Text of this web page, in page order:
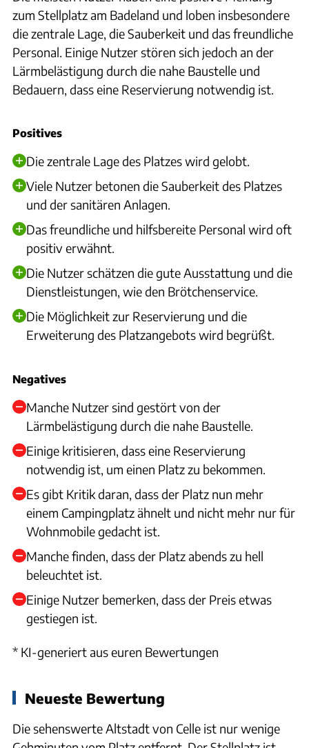
zum Stellplatz am Badeland und loben insbesondere
die zentrale Lage, die Sauberkeit und das freundliche
Personal. Einige Nutzer stören sich jedoch an der
Lärmbelästigung durch die nahe Baustelle und
Bedauern, dass eine Reservierung notwendig ist.
Positives
Die zentrale Lage des Platzes wird gelobt.
Viele Nutzer betonen die Sauberkeit des Platzes
und der sanitären Anlagen.
Das freundliche und hilfsbereite Personal wird oft
positiv erwähnt.
Die Nutzer schätzen die gute Ausstattung und die
Dienstleistungen, wie den Brötchenservice.
Die Möglichkeit zur Reservierung und die
Erweiterung des Platzangebots wird begrüßt.
Negatives
Manche Nutzer sind gestört von der
Lärmbelästigung durch die nahe Baustelle.
Einige kritisieren, dass eine Reservierung
notwendig ist, um einen Platz zu bekommen.
Es gibt Kritik daran, dass der Platz nun mehr
einem Campingplatz ähnelt und nicht mehr nur für
Wohnmobile gedacht ist.
Manche finden, dass der Platz abends zu hell
beleuchtet ist.
Einige Nutzer bemerken, dass der Preis etwas
gestiegen ist.
* KI-generiert aus euren Bewertungen
Neueste Bewertung
Die sehenswerte Altstadt von Celle ist nur wenige